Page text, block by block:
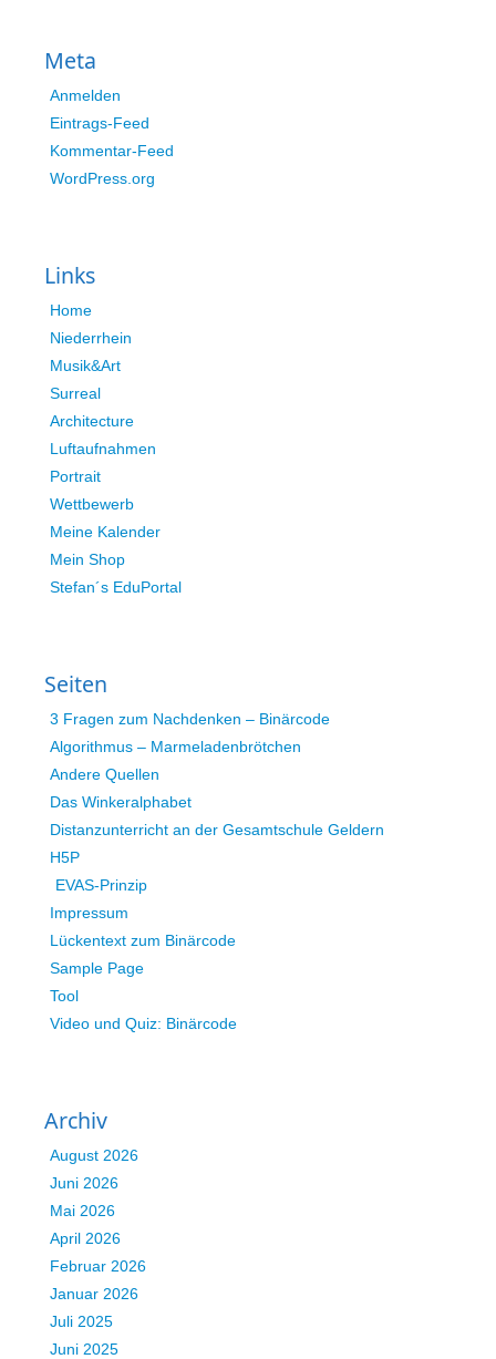
Meta
Anmelden
Eintrags-Feed
Kommentar-Feed
WordPress.org
Links
Home
Niederrhein
Musik&Art
Surreal
Architecture
Luftaufnahmen
Portrait
Wettbewerb
Meine Kalender
Mein Shop
Stefan´s EduPortal
Seiten
3 Fragen zum Nachdenken – Binärcode
Algorithmus – Marmeladenbrötchen
Andere Quellen
Das Winkeralphabet
Distanzunterricht an der Gesamtschule Geldern
H5P
EVAS-Prinzip
Impressum
Lückentext zum Binärcode
Sample Page
Tool
Video und Quiz: Binärcode
Archiv
August 2026
Juni 2026
Mai 2026
April 2026
Februar 2026
Januar 2026
Juli 2025
Juni 2025